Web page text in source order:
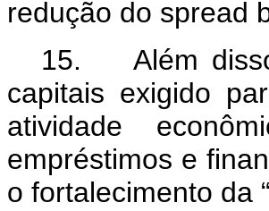
redução do spread
15. Além
capitais exigido
atividade
empréstimos e
o fortalecimento da